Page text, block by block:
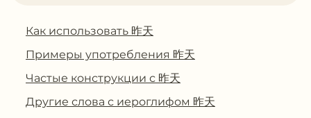
Как использовать 昨天
Примеры употребления 昨天
Частые конструкции с 昨天
Другие слова с иероглифом 昨天